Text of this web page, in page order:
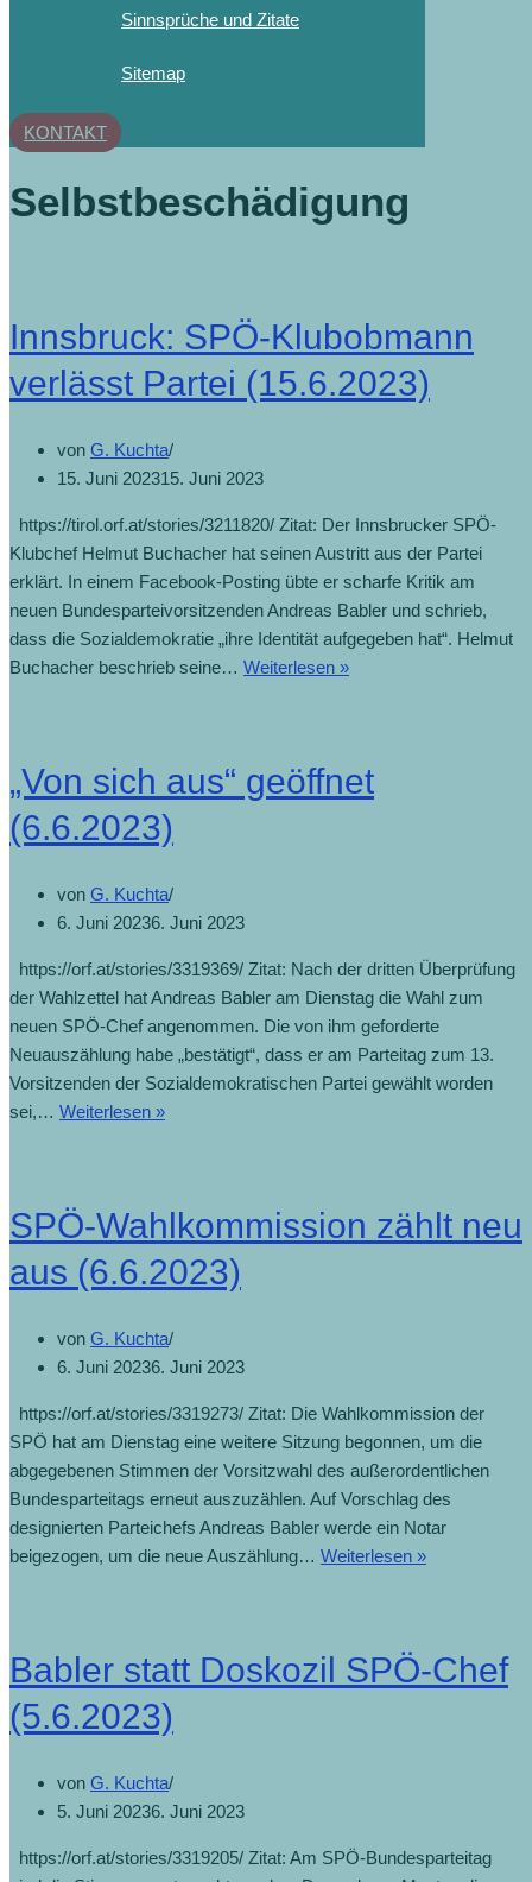
Sinnsprüche und Zitate
Sitemap
KONTAKT
Selbstbeschädigung
Innsbruck: SPÖ-Klubobmann
verlässt Partei (15.6.2023)
von G. Kuchta
15. Juni 202315. Juni 2023
https://tirol.orf.at/stories/3211820/ Zitat: Der Innsbrucker SPÖ-
Klubchef Helmut Buchacher hat seinen Austritt aus der Partei
erklärt. In einem Facebook-Posting übte er scharfe Kritik am
neuen Bundesparteivorsitzenden Andreas Babler und schrieb,
dass die Sozialdemokratie „ihre Identität aufgegeben hat“. Helmut
Buchacher beschrieb seine… Weiterlesen »
„Von sich aus“ geöffnet
(6.6.2023)
von G. Kuchta
6. Juni 20236. Juni 2023
https://orf.at/stories/3319369/ Zitat: Nach der dritten Überprüfung
der Wahlzettel hat Andreas Babler am Dienstag die Wahl zum
neuen SPÖ-Chef angenommen. Die von ihm geforderte
Neuauszählung habe „bestätigt“, dass er am Parteitag zum 13.
Vorsitzenden der Sozialdemokratischen Partei gewählt worden
sei,… Weiterlesen »
SPÖ-Wahlkommission zählt neu
aus (6.6.2023)
von G. Kuchta
6. Juni 20236. Juni 2023
https://orf.at/stories/3319273/ Zitat: Die Wahlkommission der
SPÖ hat am Dienstag eine weitere Sitzung begonnen, um die
abgegebenen Stimmen der Vorsitzwahl des außerordentlichen
Bundesparteitags erneut auszuzählen. Auf Vorschlag des
designierten Parteichefs Andreas Babler werde ein Notar
beigezogen, um die neue Auszählung… Weiterlesen »
Babler statt Doskozil SPÖ-Chef
(5.6.2023)
von G. Kuchta
5. Juni 20236. Juni 2023
https://orf.at/stories/3319205/ Zitat: Am SPÖ-Bundesparteitag